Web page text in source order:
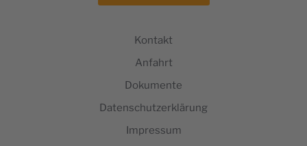
Kontakt
Anfahrt
Dokumente
Datenschutzerklärung
Impressum